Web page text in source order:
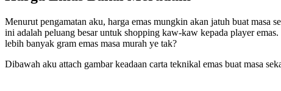
Menurut pengamatan aku, harga emas mungkin akan jatuh buat masa
ini adalah peluang besar untuk shopping kaw-kaw kepada player
lebih banyak gram emas masa murah ye tak?
Dibawah aku attach gambar keadaan carta teknikal emas buat masa